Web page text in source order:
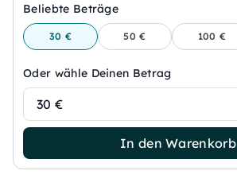
Beliebte Beträge
30 € 50 € 100 €
Oder wähle Deinen Betrag
30 €
In den Warenkorb